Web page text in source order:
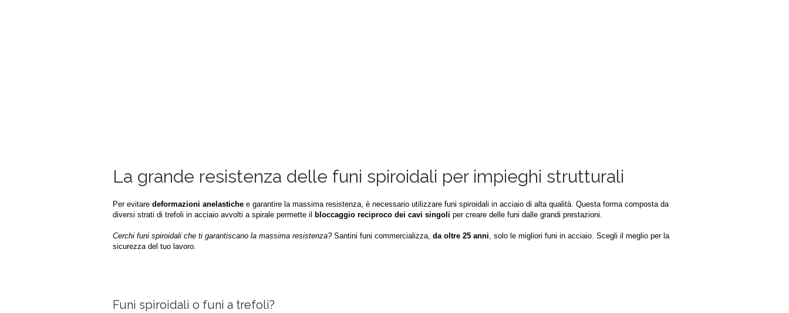
La grande resistenza delle funi spiroidali per impieghi strutturali
Per evitare deformazioni anelastiche e garantire la massima resistenza, è necessario utilizzare funi spiroidali in acciaio di alta qualità. Questa forma composta da
diversi strati di trefoli in acciaio avvolti a spirale permette il
bloccaggio reciproco dei cavi singoli per creare delle funi dalle grandi prestazioni.
Cerchi funi spiroidali che ti garantiscano la massima resistenza?Santini funi commercializza, da oltre 25 anni, solo le migliori funi in acciaio. Scegli il meglio per la
sicurezza del tuo lavoro.
Funi spiroidali o funi a trefoli?